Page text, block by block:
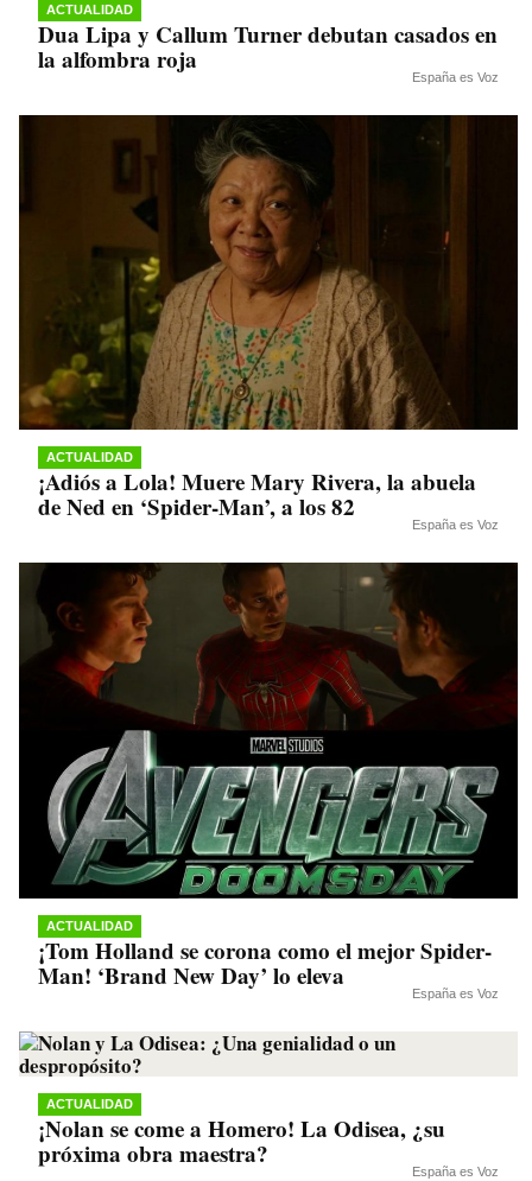
ACTUALIDAD
Dua Lipa y Callum Turner debutan casados en
la alfombra roja
España es Voz
ACTUALIDAD
¡Adiós a Lola! Muere Mary Rivera, la abuela
de Ned en ‘Spider-Man’, a los 82
España es Voz
ACTUALIDAD
¡Tom Holland se corona como el mejor Spider-
Man! ‘Brand New Day’ lo eleva
España es Voz
ACTUALIDAD
¡Nolan se come a Homero! La Odisea, ¿su
próxima obra maestra?
España es Voz